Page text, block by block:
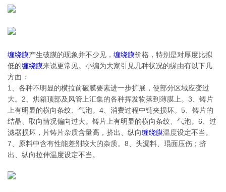
缠绕膜产生破膜的现象并不少见， 缠绕膜价格，特别是对厚度比拟
低的缠绕膜来说更常见。小编为大家引见几种状况的缘由有以下几
方面：
1、各种不明显的横拉前破膜要素进一步扩展，使部分区域应变过
大。2、烘箱顶部及风管上汇集的各种挥发物落到薄膜上。3、铸片
上有明显的横向条纹、气泡。4、消费过程中链夹损坏。5、铸片的
结晶、取向情况偏向过大。铸片上有明显的横向条纹、气泡。6、过
滤器损坏，片铸片杂质含量高，挤出、纵向缠绕膜温度设定不当。
7、原料中含有性能差别较大的杂质。8、头漏料、琨面压伤；挤
出、纵向拉伸温度设定不当。